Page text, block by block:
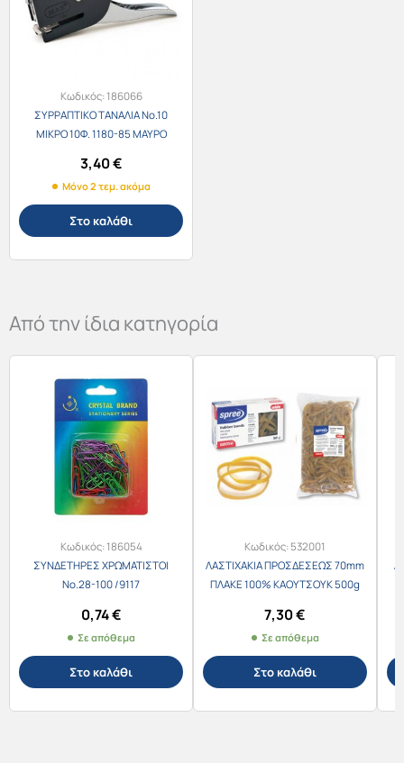
Κωδικός:186066
ΣΥΡΡΑΠΤΙΚΟ ΤΑΝΑΛΙΑ Νο.10
ΜΙΚΡΟ 10Φ. 1180-85 ΜΑΥΡΟ
3,40€
Μόνο 2 τεμ. ακόμα
Στο καλάθι
Από την ίδια κατηγορία
Κωδικός:186054
ΣΥΝΔΕΤΗΡΕΣ ΧΡΩΜΑΤΙΣΤΟΙ
Νο.28-100 /9117
0,74€
Σε απόθεμα
Στο καλάθι
Κωδικός:532001
ΛΑΣΤΙΧΑΚΙΑ ΠΡΟΣΔΕΣΕΩΣ 70mm
ΠΛΑΚΕ 100% ΚΑΟΥΤΣΟΥΚ 500g
7,30€
Σε απόθεμα
Στο καλάθι